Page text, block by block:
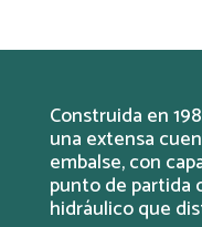
Construida en
una extensa
embalse, con
punto de partida
hidráulico que